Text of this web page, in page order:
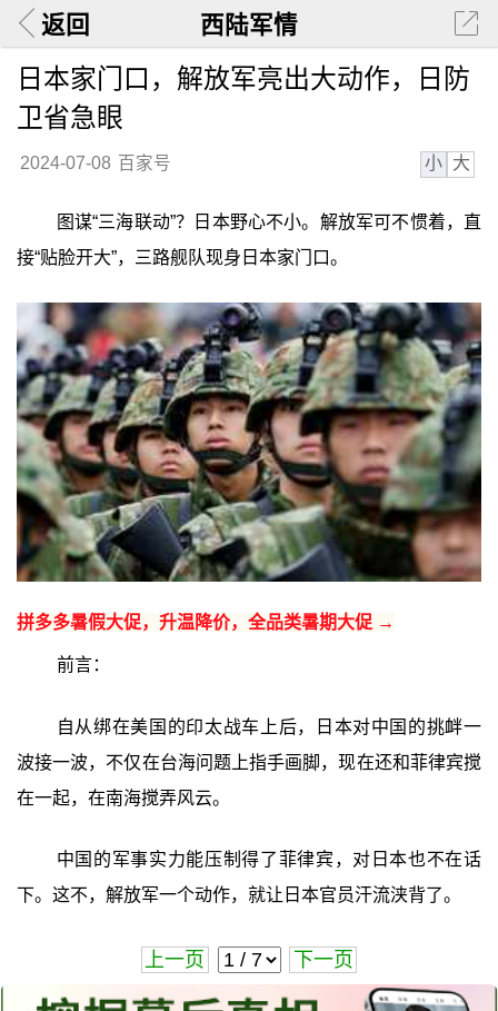
返回 西陆军情
日本家门口，解放军亮出大动作，日防
卫省急眼
2024-07-08 百家号 小 大
图谋“三海联动”？日本野心不小。解放军可不惯着，直
接“贴脸开大”，三路舰队现身日本家门口。
拼多多暑假大促，升温降价，全品类暑期大促 →
前言：
自从绑在美国的印太战车上后，日本对中国的挑衅一
波接一波，不仅在台海问题上指手画脚，现在还和菲律宾搅
在一起，在南海搅弄风云。
中国的军事实力能压制得了菲律宾，对日本也不在话
下。这不，解放军一个动作，就让日本官员汗流浃背了。
上一页 下一页